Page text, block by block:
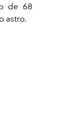
de 68
astro.